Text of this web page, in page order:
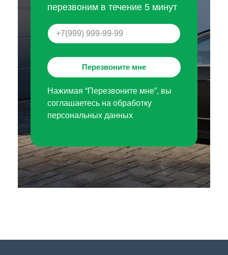
перезвоним в течение 5 минут
Перезвоните мне
Нажимая “Перезвоните мне”, вы
соглашаетесь на обработку
персональных данных